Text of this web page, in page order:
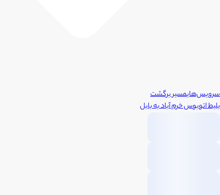
سرویس‌هایمسیر برگشت
بلیط اتوبوسخرم آبادبهبابل